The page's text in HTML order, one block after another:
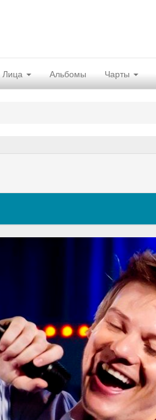
Лица Альбомы Чарты